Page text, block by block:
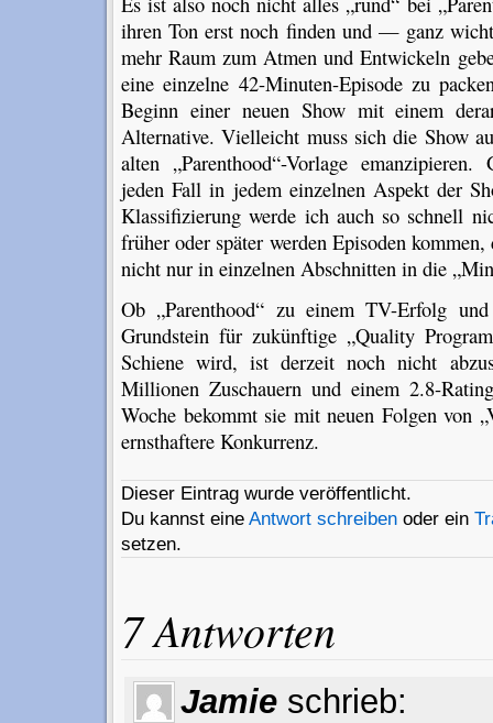
ihren Ton erst noch finden und — ganz
mehr Raum zum Atmen und Entwickeln
eine einzelne 42-Minuten-Episode zu
Beginn einer neuen Show mit einem
Alternative. Vielleicht muss sich die Show
alten „Parenthood“-Vorlage
jeden Fall in jedem einzelnen Aspekt der
Klassifizierung werde ich auch so schnell
früher oder später werden Episoden
nicht nur in einzelnen Abschnitten in die
Ob „Parenthood“ zu einem TV-Erfolg
Grundstein für zukünftige „Quality
Schiene wird, ist derzeit noch nicht
Millionen Zuschauern und einem 2.8-
Woche bekommt sie mit neuen Folgen von
ernsthaftere Konkurrenz.
Dieser Eintrag wurde veröffentlicht.
Du kannst eine Antwort schreibenoder ein
setzen.
7 Antworten
Jamie schrieb: